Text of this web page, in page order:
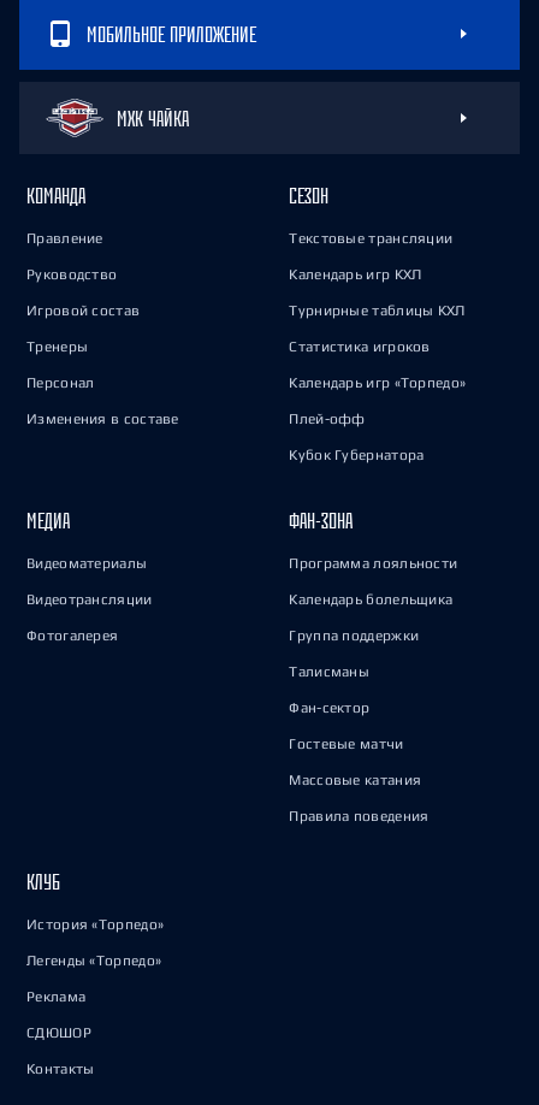
МОБИЛЬНОЕ ПРИЛОЖЕНИЕ
МХК ЧАЙКА
КОМАНДА
Правление
Руководство
Игровой состав
Тренеры
Персонал
Изменения в составе
СЕЗОН
Текстовые трансляции
Календарь игр КХЛ
Турнирные таблицы КХЛ
Статистика игроков
Календарь игр «Торпедо»
Плей-офф
Кубок Губернатора
МЕДИА
Видеоматериалы
Видеотрансляции
Фотогалерея
ФАН-ЗОНА
Программа лояльности
Календарь болельщика
Группа поддержки
Талисманы
Фан-сектор
Гостевые матчи
Массовые катания
Правила поведения
КЛУБ
История «Торпедо»
Легенды «Торпедо»
Реклама
СДЮШОР
Контакты